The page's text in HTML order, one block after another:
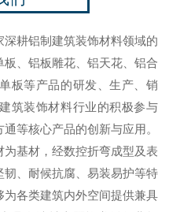
耕铝制建筑装饰材料领域的
、铝板雕花、铝天花、铝合
板等产品的研发、生产、销
装饰材料行业的积极参与
等核心产品的创新与应用。
基材，经数控折弯成型及表
、耐候抗腐、易装易护等特
各类建筑内外空间提供兼具